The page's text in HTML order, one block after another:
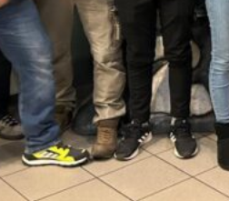
Wartung mindestens einmal
Arbeitsplatz? Bei Schicker Technik
ein freundliches Team und beste